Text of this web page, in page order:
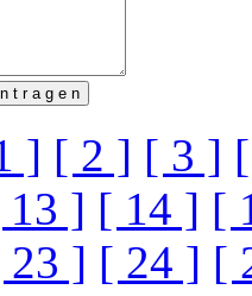
] [ 2 ] [ 3 ]
13 ] [ 14 ] [
23 ] [ 24 ] [